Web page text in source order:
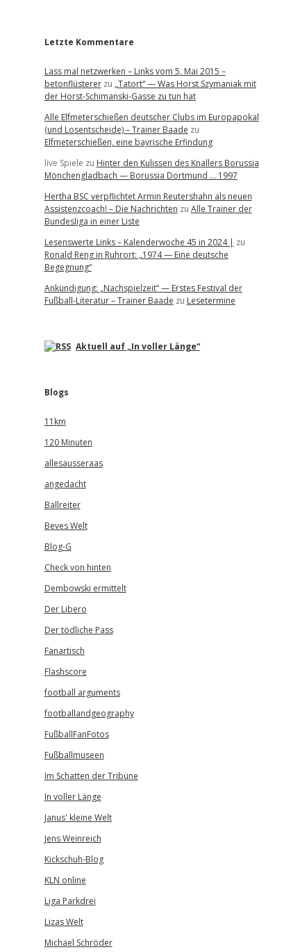
Letzte Kommentare
Lass mal netzwerken – Links vom 5. Mai 2015 –
betonflüstererzu „Tatort“ — Was Horst Szymaniak mit
der Horst-Schimanski-Gasse zu tun hat
Alle Elfmeterschießen deutscher Clubs im Europapokal
(und Losentscheide) – Trainer Baade zu
Elfmeterschießen, eine bayrische Erfindung
live Spiele zu Hinter den Kulissen des Knallers Borussia
Mönchengladbach — Borussia Dortmund … 1997
Hertha BSC verpflichtet Armin Reutershahn als neuen
Assistenzcoach! – Die Nachrichten zu Alle Trainer der
Bundesliga in einer Liste
Lesenswerte Links – Kalenderwoche 45 in 2024 | zu
Ronald Reng in Ruhrort: „1974 — Eine deutsche
Begegnung“
Ankündigung: „Nachspielzeit“ — Erstes Festival der
Fußball-Literatur – Trainer Baade zu Lesetermine
Aktuell auf „In voller Länge“
Blogs
11km
120 Minuten
allesausseraas
angedacht
Ballreiter
Beves Welt
Blog-G
Check von hinten
Dembowski ermittelt
Der Libero
Der tödliche Pass
Fanartisch
Flashscore
football arguments
footballandgeography
FußballFanFotos
Fußballmuseen
Im Schatten der Tribüne
In voller Länge
Janus' kleine Welt
Jens Weinreich
Kickschuh-Blog
KLN online
Liga Parkdrei
Lizas Welt
Michael Schröder